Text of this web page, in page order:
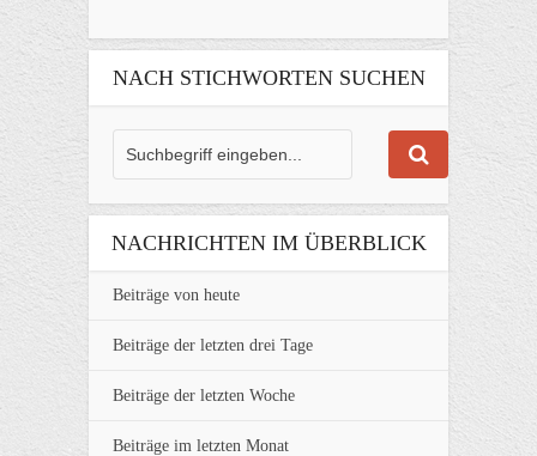
NACH STICHWORTEN SUCHEN
NACHRICHTEN IM ÜBERBLICK
Beiträge von heute
Beiträge der letzten drei Tage
Beiträge der letzten Woche
Beiträge im letzten Monat